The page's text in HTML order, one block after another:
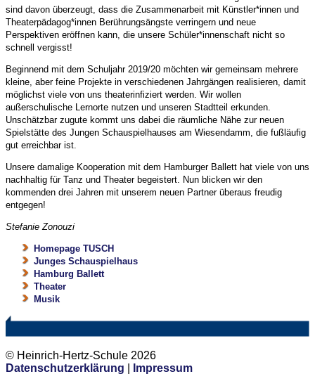
sind davon überzeugt, dass die Zusammenarbeit mit Künstler*innen und
Theaterpädagog*innen Berührungsängste verringern und neue
Perspektiven eröffnen kann, die unsere Schüler*innenschaft nicht so
schnell vergisst!
Beginnend mit dem Schuljahr 2019/20 möchten wir gemeinsam mehrere
kleine, aber feine Projekte in verschiedenen Jahrgängen realisieren, damit
möglichst viele von uns theaterinfiziert werden. Wir wollen
außerschulische Lernorte nutzen und unseren Stadtteil erkunden.
Unschätzbar zugute kommt uns dabei die räumliche Nähe zur neuen
Spielstätte des Jungen Schauspielhauses am Wiesendamm, die fußläufig
gut erreichbar ist.
Unsere damalige Kooperation mit dem Hamburger Ballett hat viele von uns
nachhaltig für Tanz und Theater begeistert. Nun blicken wir den
kommenden drei Jahren mit unserem neuen Partner überaus freudig
entgegen!
Stefanie Zonouzi
Homepage TUSCH
Junges Schauspielhaus
Hamburg Ballett
Theater
Musik
© Heinrich-Hertz-Schule 2026
Datenschutzerklärung
Impressum